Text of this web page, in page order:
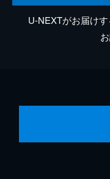
U-NEXTがお届け